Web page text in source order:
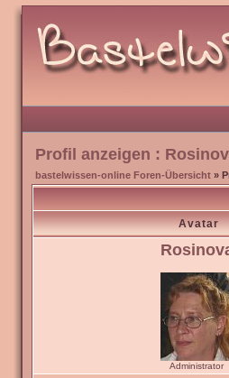
Profil anzeigen :
bastelwissen-online Foren-Übersicht »
Avatar
Administrator